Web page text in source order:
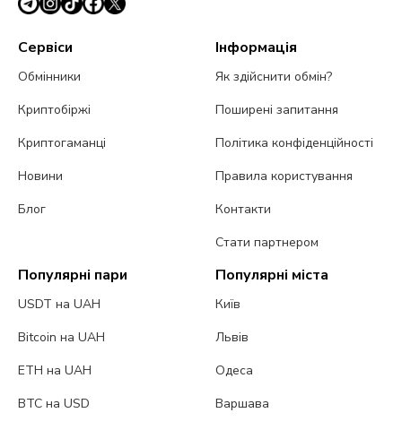
Сервіси
Обмінники
Криптобіржі
Криптогаманці
Новини
Блог
Інформація
Як здійснити обмін?
Поширені запитання
Політика конфіденційності
Правила користування
Контакти
Стати партнером
Популярні пари
USDT на UAH
Bitcoin на UAH
ETH на UAH
BTC на USD
Популярні міста
Київ
Львів
Одеса
Варшава